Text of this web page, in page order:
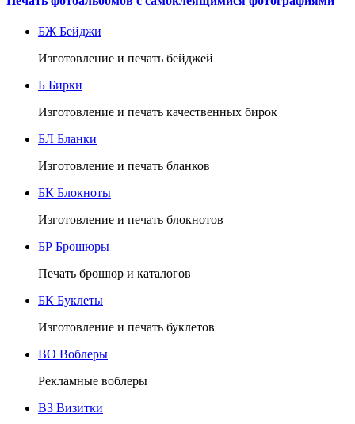
БЖ Бейджи
Изготовление и печать бейджей
Б Бирки
Изготовление и печать качественных бирок
БЛ Бланки
Изготовление и печать бланков
БК Блокноты
Изготовление и печать блокнотов
БР Брошюры
Печать брошюр и каталогов
БК Буклеты
Изготовление и печать буклетов
ВО Воблеры
Рекламные воблеры
ВЗ Визитки